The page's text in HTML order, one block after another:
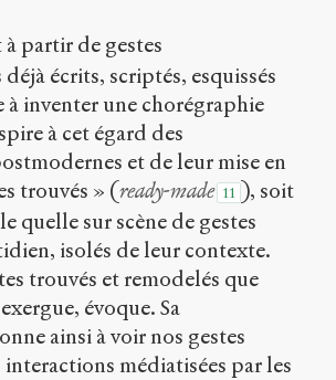
à partir de gestes
écrits, scriptés, esquissés
à inventer une chorégraphie
à cet égard des
et de leur mise en
trouvés » (ready-made 11 ), soit
quelle sur scène de gestes
isolés de leur contexte.
trouvés et remodelés que
évoque. Sa
ainsi à voir nos gestes
médiatisées par les